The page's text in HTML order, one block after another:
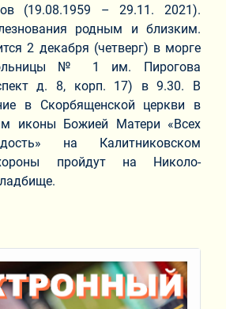
(19.08.1959 – 29.11. 2021).
родным и близким.
2 декабря (четверг) в морге
№ 1 им. Пирогова
д. 8, корп. 17) в 9.30. В
в Скорбященской церкви в
иконы Божией Матери «Всех
на Калитниковском
пройдут на Николо-